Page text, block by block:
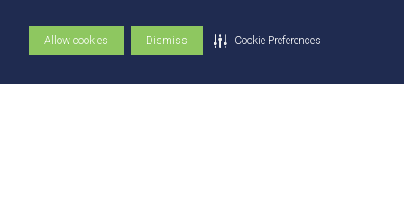
Allow cookies Dismiss Cookie Preferences
Balanço Social
Espaços